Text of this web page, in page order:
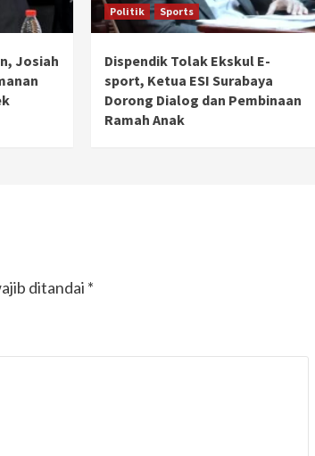
Josiah
Politik Sports
Dispendik Tolak Ekskul E-
sport, Ketua ESI Surabaya
Dorong Dialog dan Pembinaan
Ramah Anak
ditandai *